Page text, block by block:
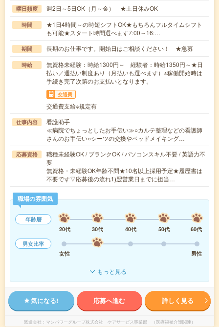
曜日頻度 週2日～5日OK（月～金） ★土日休みOK
時間
★1日4時間～の時短シフトOK★もちろんフルタイムシフト
も可能★スタート時間選べます7:00～16:…
期間 長期のお仕事です。開始日はご相談ください！ ★急募
時給
無資格未経験：時給1300円～ 経験者：時給1350円～★日
払い／週払い制度あり（月払いも選べます）※稼働開始時は
手続き完了次第のお支払いとなります。
交通費
交通費支給※規定有
仕事内容
看護助手
≪病院でちょっとしたお手伝い≫○カルテ整理などの看護師
さんのお手伝い○シーツの交換やベッドメイキング…
応募資格
職種未経験OK / ブランクOK / パソコンスキル不要 / 英語力不
要
無資格・未経験OK年齢不問★10名以上採用予定★履歴書は
不要です▽応募後の流れ1)翌営業日までに担当…
職場の雰囲気
年齢層
20代
30代 40代 50代
60代
男女比率
女性
男性
もっと見る
気になる! 応募へ進む 詳しく見る
派遣会社 マンパワーグループ株式会社 ケアサービス事業部 （医療福祉介護関連）